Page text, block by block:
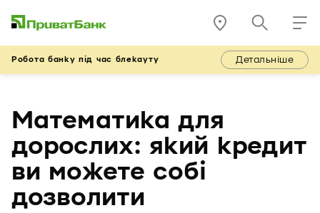
Робота банку під час блекауту Детальніше
Математика для
дорослих: який кредит
ви можете собі
дозволити